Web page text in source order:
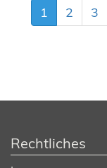
1 2 3
Rechtliches